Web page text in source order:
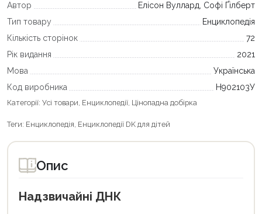
Автор
Елісон Вуллард, Софі Ґілберт
Тип товару
Енциклопедія
Кількість сторінок
72
Рік видання
2021
Мова
Українська
Код виробника
Н902103У
Категорії: Усі товари, Енциклопедії, Цінопадна добірка
Теги: Енциклопедія, Енциклопедії DK для дітей
Опис
Надзвичайні ДНК